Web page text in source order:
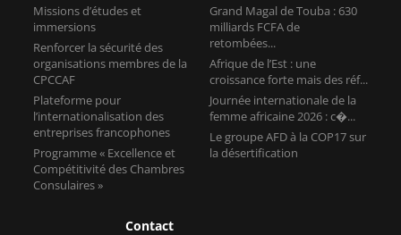
Missions d’études et
immersions
Renforcer la sécurité des
organisations membres de la
CPCCAF
Plateforme pour
l’internationalisation des
entreprises francophones
Programme « Excellence et
Compétitivité des Chambres
Consulaires »
Grand Magal de Touba : 630
milliards FCFA de
retombées...
Afrique de l’Est : une
croissance forte mais des réf...
Journée internationale de la
femme africaine 2026 : c�...
Le groupe AFD à la COP17 sur
la désertification
Contact